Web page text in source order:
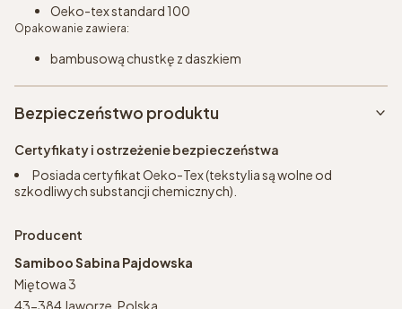
Oeko-tex standard 100
Opakowanie zawiera:
bambusową chustkę z daszkiem
Bezpieczeństwo produktu
Certyfikaty i ostrzeżenie bezpieczeństwa
Posiada certyfikat Oeko-Tex (tekstylia są wolne od
szkodliwych substancji chemicznych).
Producent
Samiboo Sabina Pajdowska
Miętowa 3
43-384 Jaworze, Polska